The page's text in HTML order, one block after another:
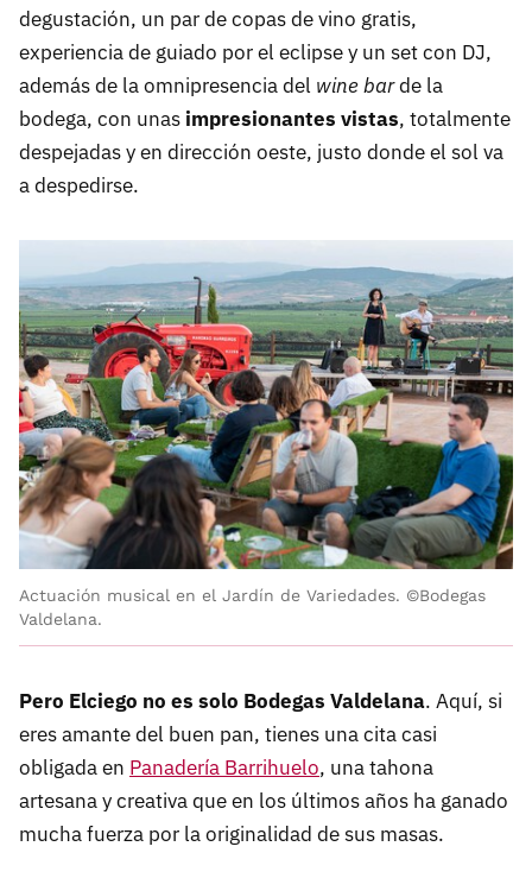
degustación, un par de copas de vino gratis,
experiencia de guiado por el eclipse y un set con DJ,
además de la omnipresencia del wine barde la
bodega, con unas impresionantes vistas, totalmente
despejadas y en dirección oeste, justo donde el sol va
a despedirse.
Actuación musical en el Jardín de Variedades. ©Bodegas
Valdelana.
Pero Elciego no es solo Bodegas Valdelana. Aquí, si
eres amante del buen pan, tienes una cita casi
obligada en Panadería Barrihuelo, una tahona
artesana y creativa que en los últimos años ha ganado
mucha fuerza por la originalidad de sus masas.